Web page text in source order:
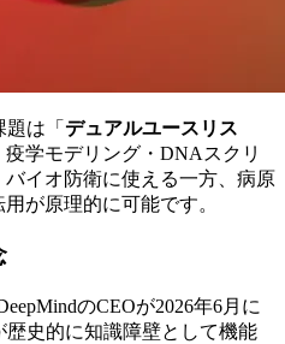
は「 デュアルユースリス
学モデリング・DNAスクリ
イオ防衛に使える一方、病原
が原理的に可能です。
のCEOが2026年6月に
史的に知識障壁として機能